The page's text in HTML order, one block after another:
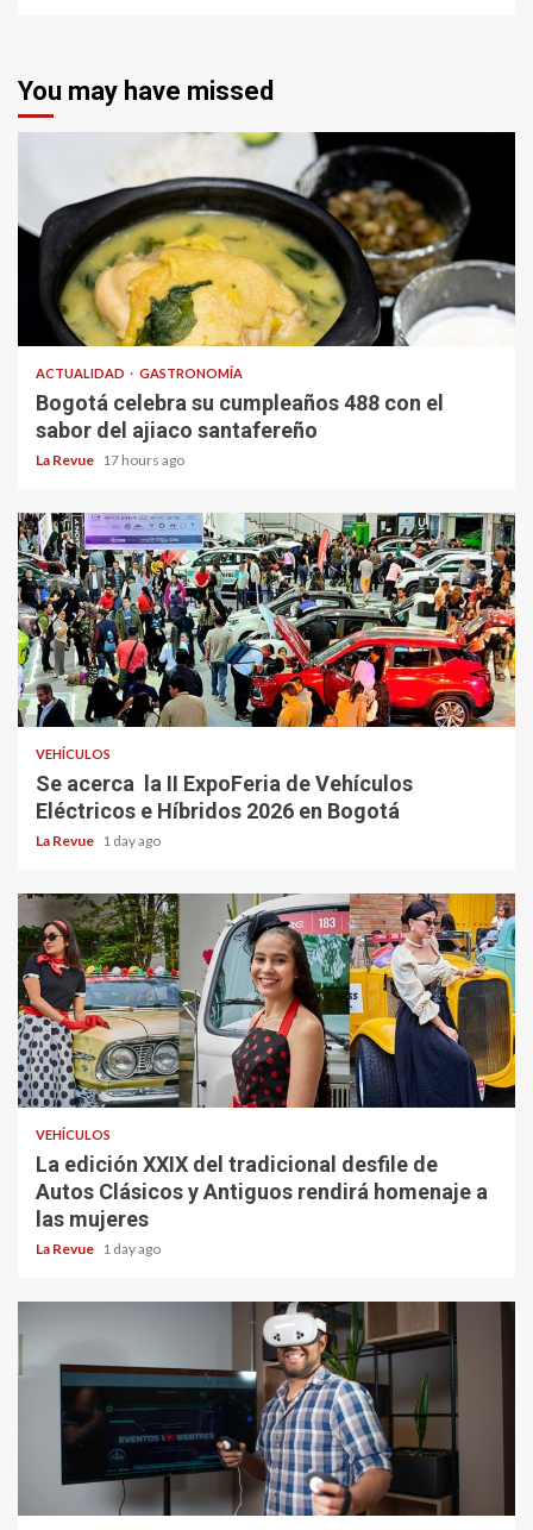
You may have missed
ACTUALIDAD GASTRONOMÍA
Bogotá celebra su cumpleaños 488 con el
sabor del ajiaco santafereño
La Revue 17 hours ago
VEHÍCULOS
Se acerca la II ExpoFeria de Vehículos
Eléctricos e Híbridos 2026 en Bogotá
La Revue 1 day ago
VEHÍCULOS
La edición XXIX del tradicional desfile de
Autos Clásicos y Antiguos rendirá homenaje a
las mujeres
La Revue 1 day ago